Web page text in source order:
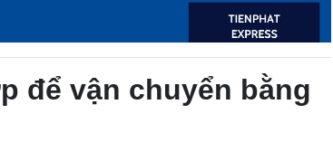
để vận chuyển bằng